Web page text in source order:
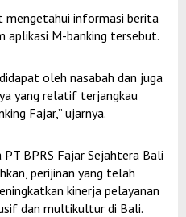
mengetahui informasi berita
aplikasi M-banking tersebut.
oleh nasabah dan juga
yang relatif terjangkau
Fajar,” ujarnya.
BPRS Fajar Sejahtera Bali
perijinan yang telah
kinerja pelayanan
dan multikultur di Bali.